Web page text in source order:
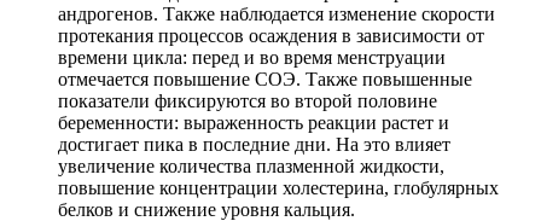
андрогенов. Также наблюдается изменение скорости
протекания процессов осаждения в зависимости от
времени цикла: перед и во время менструации
отмечается повышение СОЭ. Также повышенные
показатели фиксируются во второй половине
беременности: выраженность реакции растет и
достигает пика в последние дни. На это влияет
увеличение количества плазменной жидкости,
повышение концентрации холестерина, глобулярных
белков и снижение уровня кальция.